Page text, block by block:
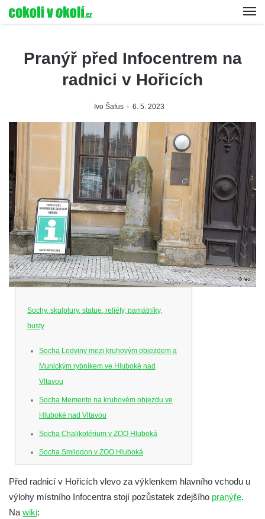
Pranýř před Infocentrem na
radnici v Hořicích
Ivo Šafus 6. 5. 2023
Sochy, skulptury, statue, reliéfy, památníky,
busty
Socha Ledviny mezi kruhovým objezdem a
Munickým rybníkem ve Hluboké nad
Vltavou
Socha Memento na kruhovém objezdu ve
Hluboké nad Vltavou
Socha Chalikotérium v ZOO Hluboká
Socha Smilodon v ZOO Hluboká
Socha Koroun bezzubý v ZOO Hluboká
Před radnicí v Hořicích vlevo za výklenkem hlavního vchodu u
výlohy místního Infocentra stojí pozůstatek zdejšího pranýře.
Na wiki: